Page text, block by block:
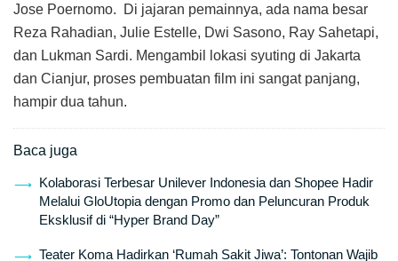
Jose Poernomo. Di jajaran pemainnya, ada nama besar
Reza Rahadian, Julie Estelle, Dwi Sasono, Ray Sahetapi,
dan Lukman Sardi. Mengambil lokasi syuting di Jakarta
dan Cianjur, proses pembuatan film ini sangat panjang,
hampir dua tahun.
Baca juga
Kolaborasi Terbesar Unilever Indonesia dan Shopee Hadir
Melalui GloUtopia dengan Promo dan Peluncuran Produk
Eksklusif di “Hyper Brand Day”
Teater Koma Hadirkan ‘Rumah Sakit Jiwa’: Tontonan Wajib